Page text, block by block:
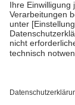
•
GKV getragen
• empfohlenen
• Harn- und
getroffen, um